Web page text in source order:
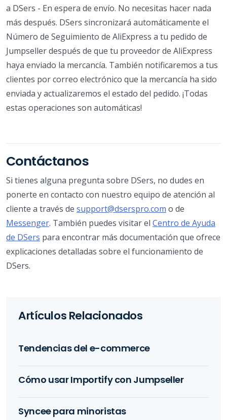
a DSers - En espera de envío. No necesitas hacer nada
más después. DSers sincronizará automáticamente el
Número de Seguimiento de AliExpress a tu pedido de
Jumpseller después de que tu proveedor de AliExpress
haya enviado la mercancía. También notificaremos a tus
clientes por correo electrónico que la mercancía ha sido
enviada y actualizaremos el estado del pedido. ¡Todas
estas operaciones son automáticas!
Contáctanos
Si tienes alguna pregunta sobre DSers, no dudes en
ponerte en contacto con nuestro equipo de atención al
cliente a través de support@dserspro.com o de
Messenger. También puedes visitar el Centro de Ayuda
de DSers para encontrar más documentación que ofrece
explicaciones detalladas sobre el funcionamiento de
DSers.
Artículos Relacionados
Tendencias del e-commerce
Cómo usar Importify con Jumpseller
Syncee para minoristas